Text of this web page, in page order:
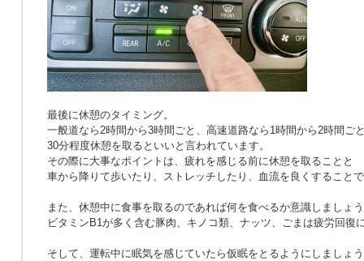
最後に休憩のタイミング。
一般道なら2時間から3時間ごと、高速道路なら1時間から2時間ご
30分程度休憩を取るといいと言われています。
その際に大事なポイントは、疲れを感じる前に休憩を取ることと
車から降りて歩いたり、ストレッチしたり、血流を良くすること
また、休憩中に食事を取るのであれば何を食べるか意識しましょ
ビタミンB1が多く含む豚肉、キノコ類、ナッツ、ごまは疲労回復
そして、運転中に眠気を感じていたら仮眠をとるようにしましょ